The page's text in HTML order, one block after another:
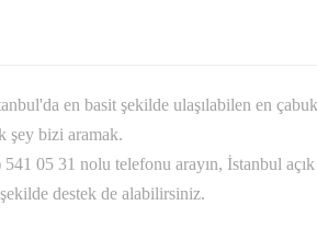
en basit şekilde ulaşılabilen en
şey bizi aramak.
05 31 nolu telefonu arayın, İstanbul açık
destek de alabilirsiniz.